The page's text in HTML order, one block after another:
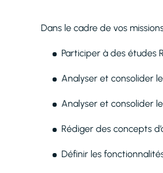
Dans le cadre de vos
Participer à des études
Analyser et consolider
Analyser et consolider
Rédiger des concepts
Définir les